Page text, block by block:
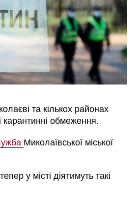
та кількох районах
карантинні обмеження.
Миколаївської міської
у місті діятимуть такі